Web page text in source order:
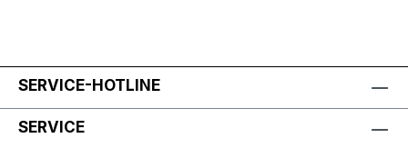
SERVICE-HOTLINE
SERVICE